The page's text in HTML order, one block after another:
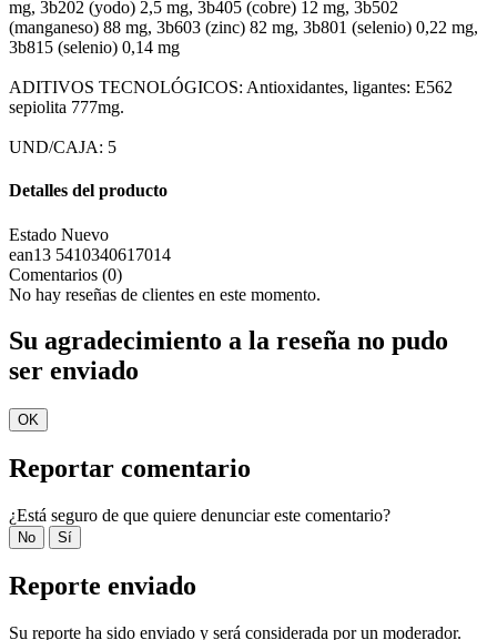
mg, 3b202 (yodo) 2,5 mg, 3b405 (cobre) 12 mg, 3b502
(manganeso) 88 mg, 3b603 (zinc) 82 mg, 3b801 (selenio) 0,22 mg,
3b815 (selenio) 0,14 mg
ADITIVOS TECNOLÓGICOS: Antioxidantes, ligantes: E562
sepiolita 777mg.
UND/CAJA: 5
Detalles del producto
Estado Nuevo
ean13 5410340617014
Comentarios (0)
No hay reseñas de clientes en este momento.
Su agradecimiento a la reseña no pudo
ser enviado
OK
Reportar comentario
¿Está seguro de que quiere denunciar este comentario?
No Sí
Reporte enviado
Su reporte ha sido enviado y será considerada por un moderador.